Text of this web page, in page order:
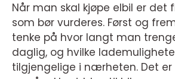
Når man skal kjøpe elbil er det
som bør vurderes. Først og
tenke på hvor langt man
daglig, og hvilke
tilgjengelige i nærheten. Det